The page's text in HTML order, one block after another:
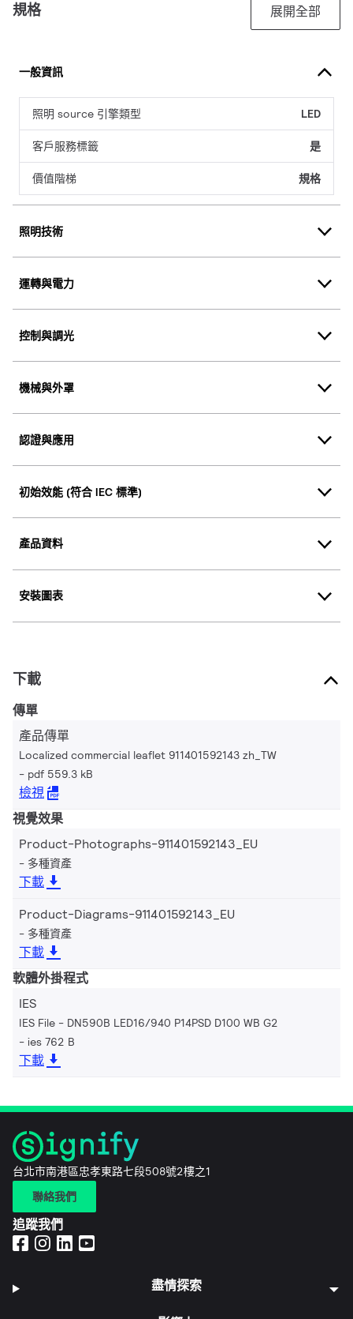
規格 展開全部
一般資訊
照明 source 引擎類型 LED
客戶服務標籤 是
價值階梯 規格
照明技術
運轉與電力
控制與調光
機械與外罩
認證與應用
初始效能 (符合 IEC 標準)
產品資料
安裝圖表
下載
傳單
產品傳單
Localized commercial leaflet 911401592143 zh_TW
pdf 559.3 kB
檢視
視覺效果
Product-Photographs-911401592143_EU
多種資產
下載
Product-Diagrams-911401592143_EU
多種資產
下載
軟體外掛程式
IES
IES File - DN590B LED16/940 P14PSD D100 WB G2
ies 762 B
下載
台北市南港區忠孝東路七段508號2樓之1
聯絡我們
追蹤我們
盡情探索